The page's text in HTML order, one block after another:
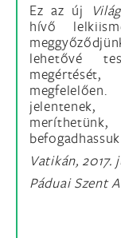
Ez az új
hívő
lehetővé
megértését,
Vatikán, 2017.
Páduai Szent